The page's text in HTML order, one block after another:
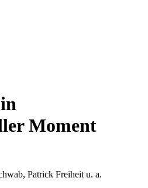
Moment
Patrick Freiheit u. a.